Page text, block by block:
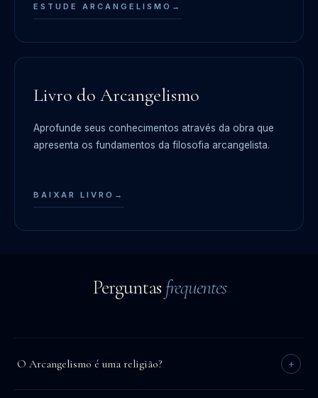
ESTUDE ARCANGELISMO →
Livro do Arcangelismo
Aprofunde seus conhecimentos através da obra que
apresenta os fundamentos da filosofia arcangelista.
BAIXAR LIVRO →
Perguntas frequentes
O Arcangelismo é uma religião? +